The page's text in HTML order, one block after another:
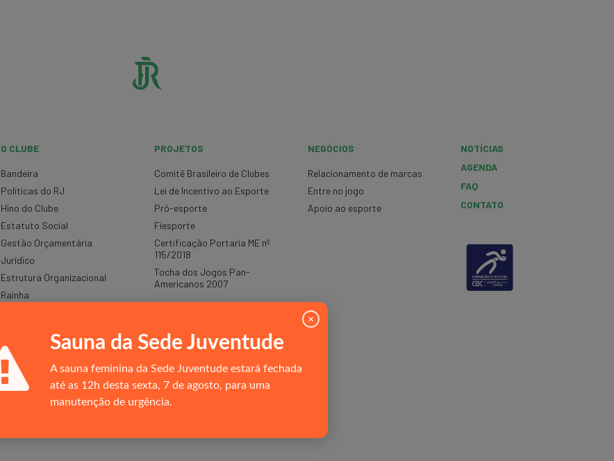
×
Sauna da Sede Juventude
A sauna feminina da Sede Juventude estará fechada
até as 12h desta sexta, 7 de agosto, para uma
manutenção de urgência.
O CLUBE
Bandeira
Políticas do RJ
Hino do Clube
Estatuto Social
Gestão Orçamentária
Jurídico
Estrutura Organizacional
Rainha
Mercado Livre de Energia
Proteção de Dados
Responsabilidade Social
Horários de Funcionamento
PROJETOS
Comitê Brasileiro de Clubes
Lei de Incentivo ao Esporte
Pró-esporte
Fiesporte
Certificação Portaria ME nº
115/2018
Tocha dos Jogos Pan-
Americanos 2007
NEGÓCIOS
Relacionamento de marcas
Entre no jogo
Apoio ao esporte
NOTÍCIAS
AGENDA
FAQ
CONTATO